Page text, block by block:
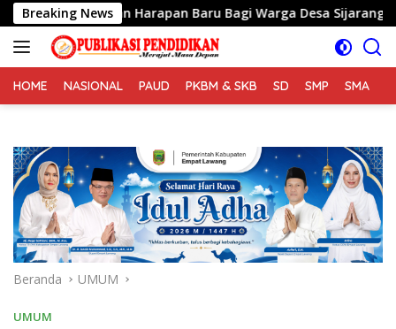
Langsung
ke
konten
Breaking News
Hadirkan Harapan Baru Bagi Warga Desa Sijarango
HOME NASIONAL PAUD PKBM & SKB SD SMP SMA
Beranda UMUM
UMUM